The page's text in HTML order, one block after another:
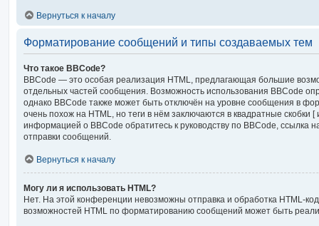
Вернуться к началу
Форматирование сообщений и типы создаваемых тем
Что такое BBCode?
BBCode — это особая реализация HTML, предлагающая большие
отдельных частей сообщения. Возможность использования BBCode
однако BBCode также может быть отключён на уровне сообщения в
очень похож на HTML, но теги в нём заключаются в квадратные скобки
информацией о BBCode обратитесь к руководству по BBCode, ссылка
отправки сообщений.
Вернуться к началу
Могу ли я использовать HTML?
Нет. На этой конференции невозможны отправка и обработка HTML-
возможностей HTML по форматированию сообщений может быть